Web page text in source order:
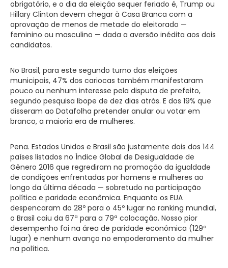
obrigatório, e o dia da eleição sequer feriado é, Trump ou
Hillary Clinton devem chegar à Casa Branca com a
aprovação de menos de metade do eleitorado —
feminino ou masculino — dada a aversão inédita aos dois
candidatos.
No Brasil, para este segundo turno das eleições
municipais, 47% dos cariocas também manifestaram
pouco ou nenhum interesse pela disputa de prefeito,
segundo pesquisa Ibope de dez dias atrás. E dos 19% que
disseram ao Datafolha pretender anular ou votar em
branco, a maioria era de mulheres.
Pena. Estados Unidos e Brasil são justamente dois dos 144
países listados no Índice Global de Desigualdade de
Gênero 2016 que regrediram na promoção da igualdade
de condições enfrentadas por homens e mulheres ao
longo da última década — sobretudo na participação
política e paridade econômica. Enquanto os EUA
despencaram do 28º para o 45º lugar no ranking mundial,
o Brasil caiu da 67ª para a 79ª colocação. Nosso pior
desempenho foi na área de paridade econômica (129º
lugar) e nenhum avanço no empoderamento da mulher
na política.